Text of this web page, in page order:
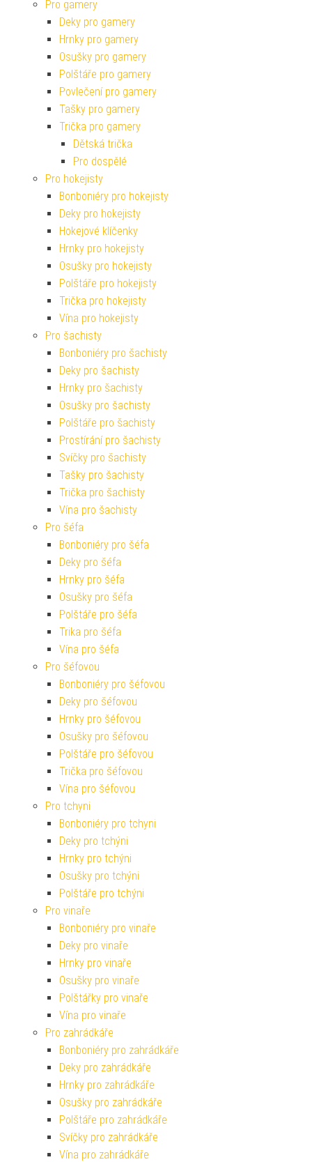
Pro gamery
Deky pro gamery
Hrnky pro gamery
Osušky pro gamery
Polštáře pro gamery
Povlečení pro gamery
Tašky pro gamery
Trička pro gamery
Dětská trička
Pro dospělé
Pro hokejisty
Bonboniéry pro hokejisty
Deky pro hokejisty
Hokejové klíčenky
Hrnky pro hokejisty
Osušky pro hokejisty
Polštáře pro hokejisty
Trička pro hokejisty
Vína pro hokejisty
Pro šachisty
Bonboniéry pro šachisty
Deky pro šachisty
Hrnky pro šachisty
Osušky pro šachisty
Polštáře pro šachisty
Prostírání pro šachisty
Svíčky pro šachisty
Tašky pro šachisty
Trička pro šachisty
Vína pro šachisty
Pro šéfa
Bonboniéry pro šéfa
Deky pro šéfa
Hrnky pro šéfa
Osušky pro šéfa
Polštáře pro šéfa
Trika pro šéfa
Vína pro šéfa
Pro šéfovou
Bonboniéry pro šéfovou
Deky pro šéfovou
Hrnky pro šéfovou
Osušky pro šéfovou
Polštáře pro šéfovou
Trička pro šéfovou
Vína pro šéfovou
Pro tchyni
Bonboniéry pro tchyni
Deky pro tchýni
Hrnky pro tchýni
Osušky pro tchýni
Polštáře pro tchýni
Pro vinaře
Bonboniéry pro vinaře
Deky pro vinaře
Hrnky pro vinaře
Osušky pro vinaře
Polštářky pro vinaře
Vína pro vinaře
Pro zahrádkáře
Bonboniéry pro zahrádkáře
Deky pro zahrádkáře
Hrnky pro zahrádkáře
Osušky pro zahrádkáře
Polštáře pro zahrádkáře
Svíčky pro zahrádkáře
Vína pro zahrádkáře